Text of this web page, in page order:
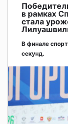
в рамках
стала
В финале
секунд.